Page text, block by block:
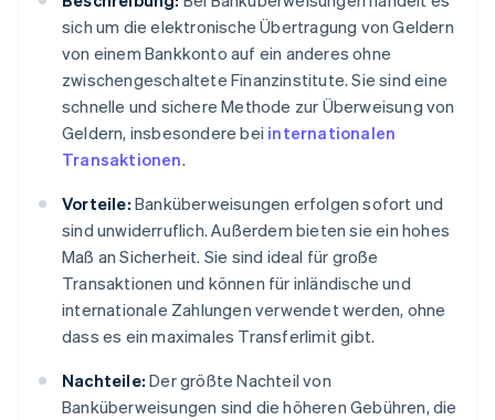
sich um die elektronische Übertragung von Geldern
von einem Bankkonto auf ein anderes ohne
zwischengeschaltete Finanzinstitute. Sie sind eine
schnelle und sichere Methode zur Überweisung von
Geldern, insbesondere bei internationalen
Transaktionen.
Vorteile: Banküberweisungen erfolgen sofort und
sind unwiderruflich. Außerdem bieten sie ein hohes
Maß an Sicherheit. Sie sind ideal für große
Transaktionen und können für inländische und
internationale Zahlungen verwendet werden, ohne
dass es ein maximales Transferlimit gibt.
Nachteile: Der größte Nachteil von
Banküberweisungen sind die höheren Gebühren, die